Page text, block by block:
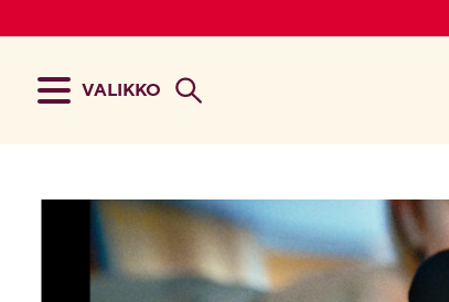
VALIKKO